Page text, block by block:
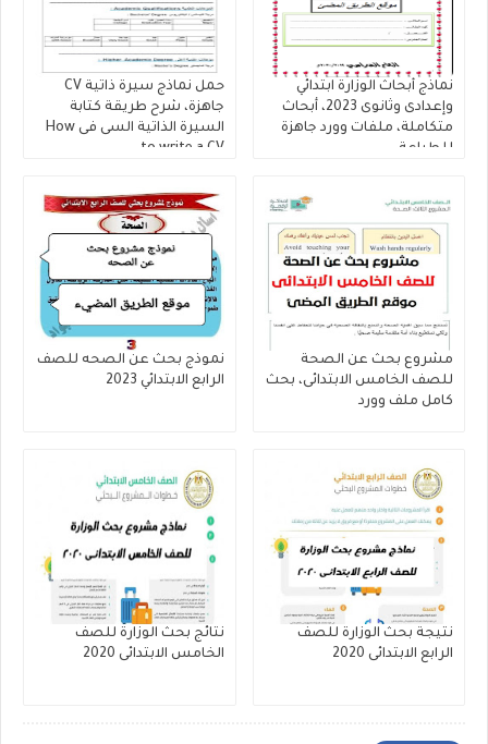
نماذج أبحاث الوزارة ابتدائي
وإعدادى وثانوى 2023، أبحاث
متكاملة، ملفات وورد جاهزة
للطباعة
حمل نماذج سيرة ذاتية CV
جاهزة، شرح طريقة كتابة
السيرة الذاتية السى فى How
to write a CV
مشروع بحث عن الصحة
للصف الخامس الابتدائى، بحث
كامل ملف وورد
نموذج بحث عن الصحه للصف
الرابع الابتدائي 2023
نتيجة بحث الوزارة للصف
الرابع الابتدائى 2020
نتائج بحث الوزارة للصف
الخامس الابتدائى 2020